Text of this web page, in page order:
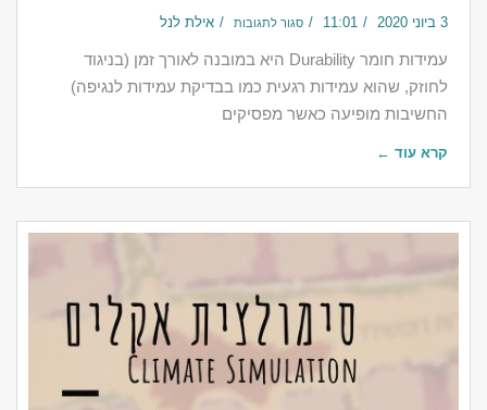
3 ביוני 2020 11:01 סגור לתגובות אילת לנל
עמידות חומר Durability היא במובנה לאורך זמן (בניגוד
לחוזק, שהוא עמידות רגעית כמו בבדיקת עמידות לנגיפה)
החשיבות מופיעה כאשר מפסיקים
קרא עוד ←